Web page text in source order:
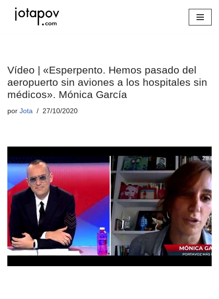
Vídeo | «Esperpento. Hemos pasado del
aeropuerto sin aviones a los hospitales sin
médicos». Mónica García
por Jota 27/10/2020